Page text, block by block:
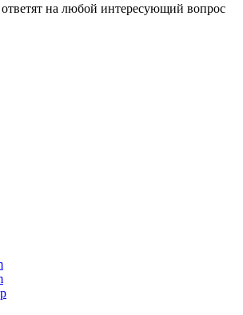
на любой интересующий вопрос